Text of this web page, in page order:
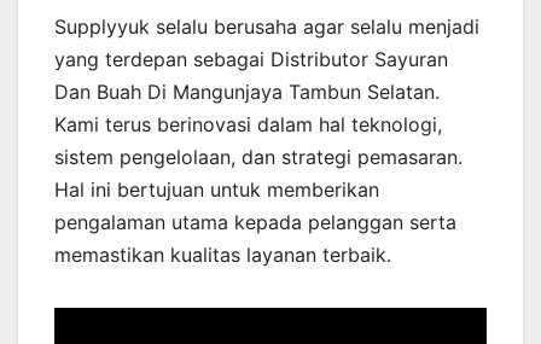
Supplyyuk selalu berusaha agar selalu menjadi
yang terdepan sebagai Distributor Sayuran
Dan Buah Di Mangunjaya Tambun Selatan.
Kami terus berinovasi dalam hal teknologi,
sistem pengelolaan, dan strategi pemasaran.
Hal ini bertujuan untuk memberikan
pengalaman utama kepada pelanggan serta
memastikan kualitas layanan terbaik.